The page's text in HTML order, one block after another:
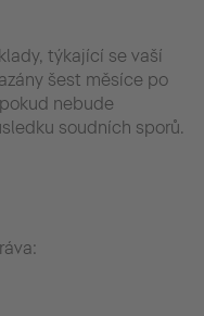
týkající se vaší
šest měsíce po
nebude
soudních sporů.